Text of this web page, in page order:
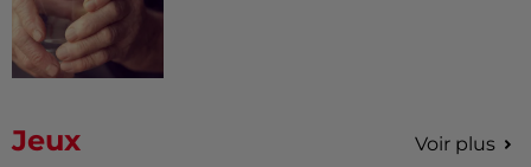
Jeux Voir plus